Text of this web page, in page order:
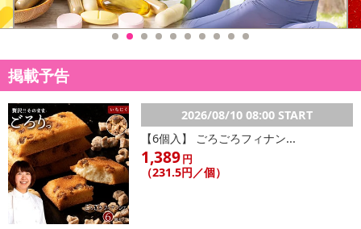
■その他共通および商品カテゴリー別注意事項（※必ずご確認くだ
さい）
こちらの情報は2026年07月09日時点での情報となります。
掲載予告
2026/08/10 08:00 START
【6個入】 ごろごろフィナン...
1,389円
（231.5円／個）